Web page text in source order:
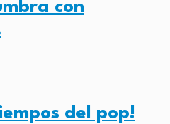
con
del pop!